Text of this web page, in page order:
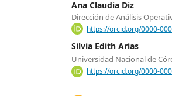
Ana Claudia Diz
Dirección de Análisis
https://orcid.org/0000-
Silvia Edith Arias
Universidad Nacional de
https://orcid.org/0000-